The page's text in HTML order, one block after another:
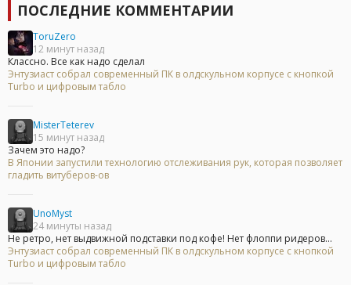
ПОСЛЕДНИЕ КОММЕНТАРИИ
ToruZero
12 минут назад
Классно. Все как надо сделал
Энтузиаст собрал современный ПК в олдскульном корпусе с кнопкой
Turbo и цифровым табло
MisterTeterev
15 минут назад
Зачем это надо?
В Японии запустили технологию отслеживания рук, которая позволяет
гладить витуберов-ов
UnoMyst
24 минуты назад
Не ретро, нет выдвижной подставки под кофе! Нет флоппи ридеров...
Энтузиаст собрал современный ПК в олдскульном корпусе с кнопкой
Turbo и цифровым табло